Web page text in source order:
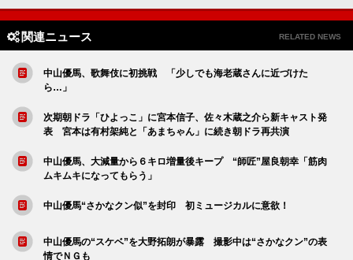
関連ニュース RELATED NEWS
中山優馬、歌舞伎に初挑戦 「少しでも海老蔵さんに近づけた
ら…」
次期朝ドラ「ひよっこ」に宮本信子、佐々木蔵之介ら新キャスト発
表 宮本は有村架純と「あまちゃん」に続き朝ドラ再共演
中山優馬、大減量から６キロ増量後キープ “師匠”屋良朝幸「筋肉
ムキムキになってもらう」
中山優馬“さかなクン似”を封印 初ミュージカルに意欲！
中山優馬の“スケベ”を大野拓朗が暴露 撮影中は“さかなクン”の表
情でＮＧも